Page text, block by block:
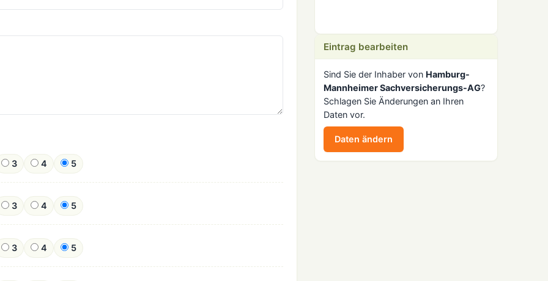
3 4 5
3 4 5
3 4 5
Eintrag bearbeiten
Sind Sie der Inhaber von Hamburg-
Mannheimer Sachversicherungs-AG?
Schlagen Sie Änderungen an Ihren
Daten vor.
Daten ändern